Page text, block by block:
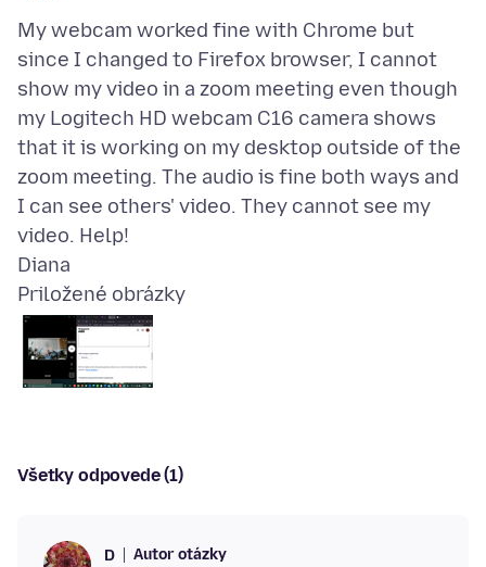
My webcam worked fine with Chrome but
since I changed to Firefox browser, I cannot
show my video in a zoom meeting even though
my Logitech HD webcam C16 camera shows
that it is working on my desktop outside of the
zoom meeting. The audio is fine both ways and
I can see others' video. They cannot see my
video. Help!
Priložené obrázky
Všetky odpovede (1)
D Autor otázky